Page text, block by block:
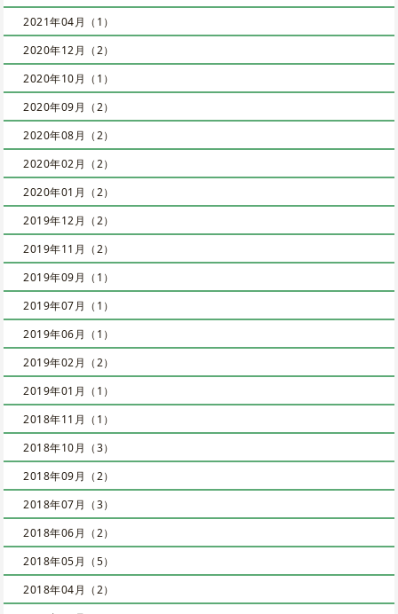
2021年04月（1）
2020年12月（2）
2020年10月（1）
2020年09月（2）
2020年08月（2）
2020年02月（2）
2020年01月（2）
2019年12月（2）
2019年11月（2）
2019年09月（1）
2019年07月（1）
2019年06月（1）
2019年02月（2）
2019年01月（1）
2018年11月（1）
2018年10月（3）
2018年09月（2）
2018年07月（3）
2018年06月（2）
2018年05月（5）
2018年04月（2）